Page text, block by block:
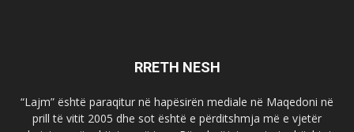
RRETH NESH
“Lajm” është paraqitur në hapësirën mediale në Maqedoni në
prill të vitit 2005 dhe sot është e përditshmja më e vjetër